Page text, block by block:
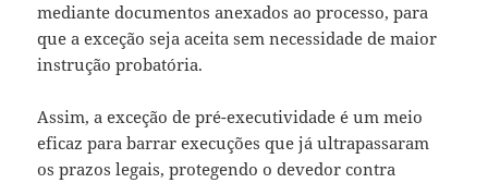
mediante documentos anexados ao processo, para
que a exceção seja aceita sem necessidade de maior
instrução probatória.
Assim, a exceção de pré-executividade é um meio
eficaz para barrar execuções que já ultrapassaram
os prazos legais, protegendo o devedor contra